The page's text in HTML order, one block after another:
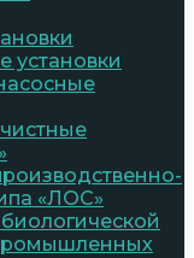
установки
«ЛОС»